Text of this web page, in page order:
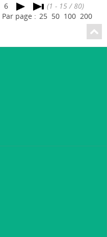
6
(1 - 15 / 80)
Par page : 25 50 100 200